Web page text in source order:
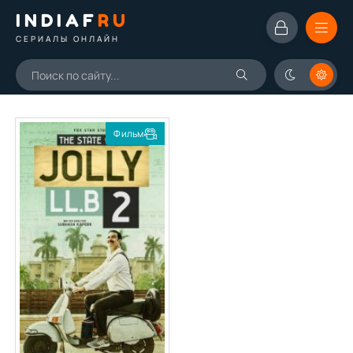
INDIAFRU
СЕРИАЛЫ ОНЛАЙН
Фильм